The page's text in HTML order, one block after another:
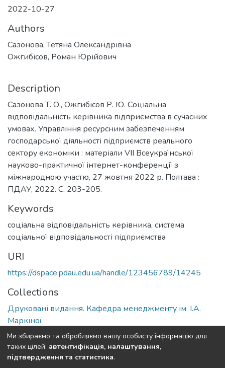
2022-10-27
Authors
Сазонова, Тетяна Олександрівна
Ожгибісов, Роман Юрійович
Description
Сазонова Т. О., Ожгибісов Р. Ю. Соціальна
відповідальність керівника підприємства в сучасних
умовах. Управління ресурсним забезпеченням
господарської діяльності підприємств реального
сектору економіки : матеріали VІІ Всеукраїнської
науково-практичної інтернет-конференції з
міжнародною участю, 27 жовтня 2022 р. Полтава :
ПДАУ, 2022. С. 203-205.
Keywords
соціальна відповідальність керівника, система
соціальної відповідальності підприємства
URI
https://dspace.pdau.edu.ua/handle/123456789/14245
Collections
Друковані видання. Кафедра менеджменту ім. І.А.
Маркіної
Full item page
Ми збираємо та обробляємо вашу особисту інформацію для
таких цілей: автентифікація, налаштування,
підтвердження та статистика.